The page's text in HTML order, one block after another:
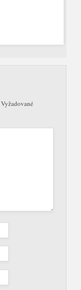
Vyžadované